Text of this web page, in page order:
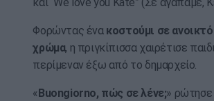
Φορώντας ένα κοστούμι σε
χρώμα, η πριγκίπισσα χαιρέτισε
περίμεναν έξω από το δημαρχείο.
«Buongiorno, πώς σε λένε;» ρώτησε